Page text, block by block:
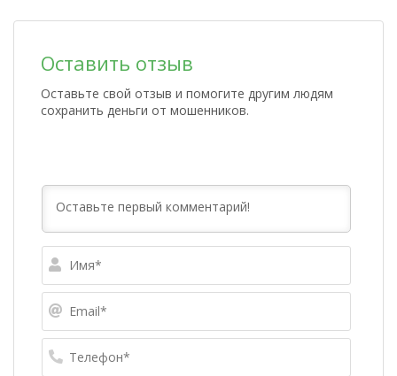
Оставить отзыв
Оставьте свой отзыв и помогите другим людям
сохранить деньги от мошенников.